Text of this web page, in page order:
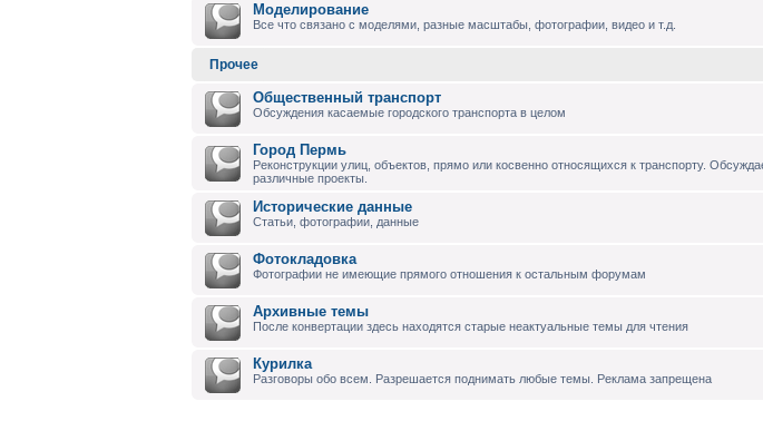
Моделирование
Все что связано с моделями, разные масштабы, фотографии, видео и т.д.
Прочее
Общественный транспорт
Обсуждения касаемые городского транспорта в целом
Город Пермь
Реконструкции улиц, объектов, прямо или косвенно относящихся к транспорту.
различные проекты.
Исторические данные
Статьи, фотографии, данные
Фотокладовка
Фотографии не имеющие прямого отношения к остальным форумам
Архивные темы
После конвертации здесь находятся старые неактуальные темы для чтения
Курилка
Разговоры обо всем. Разрешается поднимать любые темы. Реклама запрещена